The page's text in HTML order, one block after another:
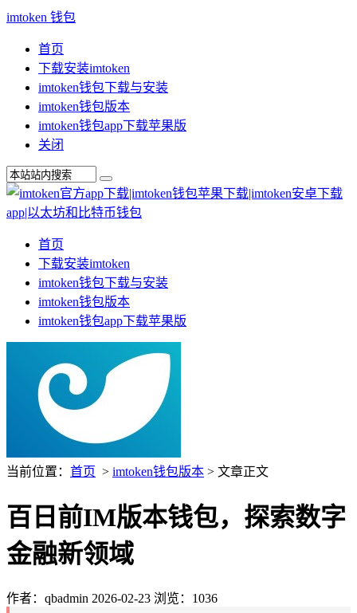
imtoken 钱包
首页
下载安装imtoken
imtoken钱包下载与安装
imtoken钱包版本
imtoken钱包app下载苹果版
关闭
首页
下载安装imtoken
imtoken钱包下载与安装
imtoken钱包版本
imtoken钱包app下载苹果版
当前位置： 首页 > imtoken钱包版本 > 文章正文
百日前IM版本钱包，探索数字
金融新领域
作者：qbadmin 2026-02-23 浏览：1036